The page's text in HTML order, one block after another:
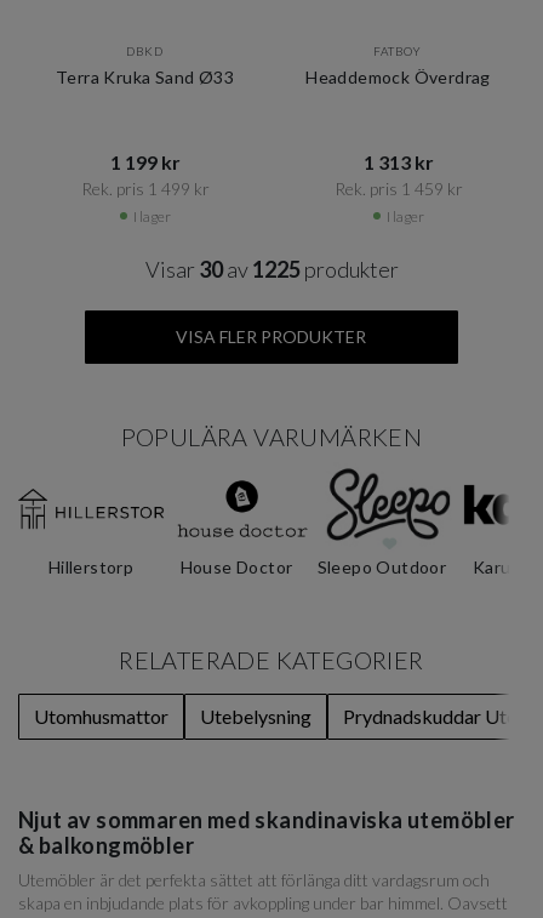
DBKD
Terra Kruka Sand Ø33
1 199 kr​​
Rek. pris 1 499 kr​​
I lager
FATBOY
Headdemock Överdrag
1 313 kr​​
Rek. pris 1 459 kr​​
I lager
Visar 30av1225produkter
VISA FLER PRODUKTER
POPULÄRA VARUMÄRKEN
Hillerstorp House Doctor Sleepo Outdoor Karup
RELATERADE KATEGORIER
Utomhusmattor Utebelysning Prydnadskuddar
Njut av sommaren med skandinaviska utemöbler
& balkongmöbler
Utemöbler är det perfekta sättet att förlänga ditt vardagsrum och
skapa en inbjudande plats för avkoppling under bar himmel. Oavsett